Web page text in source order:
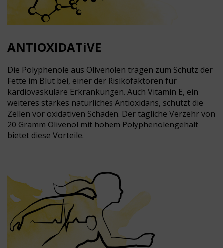
ANTIOXIDATiVE
Die Polyphenole aus Olivenölen tragen zum Schutz der
Fette im Blut bei, einer der Risikofaktoren für
kardiovaskuläre Erkrankungen. Auch Vitamin E, ein
weiteres starkes natürliches Antioxidans, schützt die
Zellen vor oxidativen Schäden. Der tägliche Verzehr von
20 Gramm Olivenöl mit hohem Polyphenolengehalt
bietet diese Vorteile.